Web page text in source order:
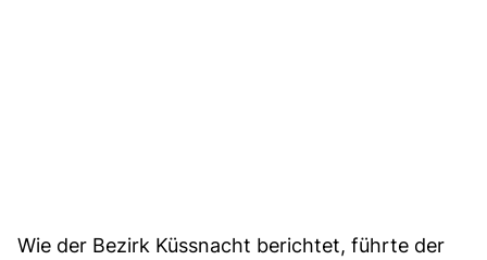
Wie der Bezirk Küssnacht berichtet, führte der